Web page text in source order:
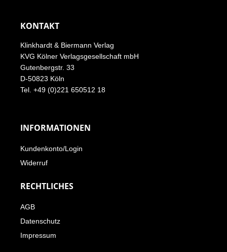
KONTAKT
Klinkhardt & Biermann Verlag
KVG Kölner Verlagsgesellschaft mbH
Gutenbergstr. 33
D-50823 Köln
Tel. +49 (0)221 650512 18
INFORMATIONEN
Kundenkonto/Login
Widerruf
RECHTLICHES
AGB
Datenschutz
Impressum